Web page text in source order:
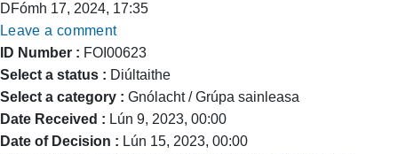
DFómh 17, 2024, 17:35
Leave a comment
ID Number : FOI00623
Select a status : Diúltaithe
Select a category : Gnólacht / Grúpa sainleasa
Date Received : Lún 9, 2023, 00:00
Date of Decision : Lún 15, 2023, 00:00